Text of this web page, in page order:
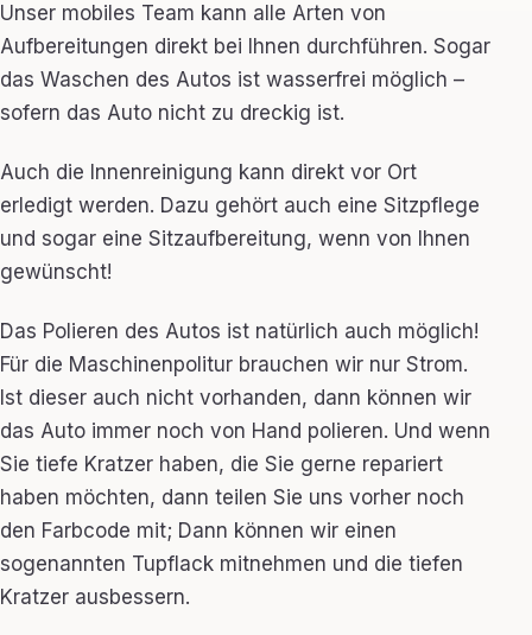
Unser mobiles Team kann alle Arten von
Aufbereitungen direkt bei Ihnen durchführen. Sogar
das Waschen des Autos ist wasserfrei möglich –
sofern das Auto nicht zu dreckig ist.
Auch die Innenreinigung kann direkt vor Ort
erledigt werden. Dazu gehört auch eine Sitzpflege
und sogar eine Sitzaufbereitung, wenn von Ihnen
gewünscht!
Das Polieren des Autos ist natürlich auch möglich!
Für die Maschinenpolitur brauchen wir nur Strom.
Ist dieser auch nicht vorhanden, dann können wir
das Auto immer noch von Hand polieren. Und wenn
Sie tiefe Kratzer haben, die Sie gerne repariert
haben möchten, dann teilen Sie uns vorher noch
den Farbcode mit; Dann können wir einen
sogenannten Tupflack mitnehmen und die tiefen
Kratzer ausbessern.